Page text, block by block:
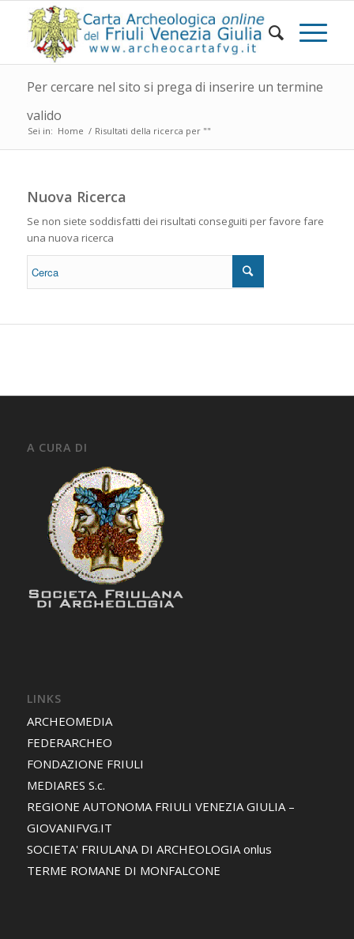
Per cercare nel sito si prega di inserire un termine
valido
Sei in: Home / Risultati della ricerca per ""
Nuova Ricerca
Se non siete soddisfatti dei risultati conseguiti per favore fare
una nuova ricerca
A CURA DI
LINKS
ARCHEOMEDIA
FEDERARCHEO
FONDAZIONE FRIULI
MEDIARES S.c.
REGIONE AUTONOMA FRIULI VENEZIA GIULIA –
GIOVANIFVG.IT
SOCIETA' FRIULANA DI ARCHEOLOGIA onlus
TERME ROMANE DI MONFALCONE